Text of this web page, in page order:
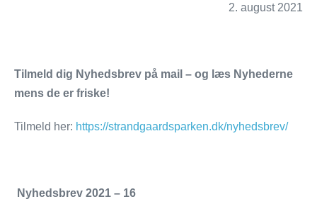
2. august 2021
Tilmeld dig Nyhedsbrev på mail – og læs Nyhederne
mens de er friske!
Tilmeld her: https://strandgaardsparken.dk/nyhedsbrev/
Nyhedsbrev 2021 – 16